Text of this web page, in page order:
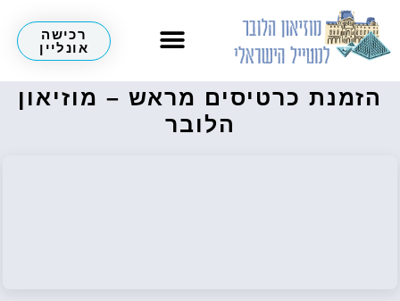
רכישה
אונליין
הזמנת כרטיסים מראש – מוזיאון
הלובר